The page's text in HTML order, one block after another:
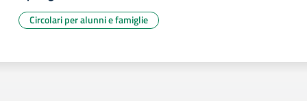
Circolari per alunni e famiglie